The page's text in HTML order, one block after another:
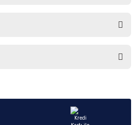
öneri formunu kullanarak tarafımıza
bilgiler bulunuyor.
ilk yorumu siz yapın!